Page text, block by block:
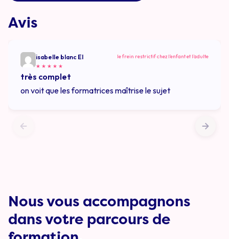
Avis
isabelle blanc EI
★ ★ ★ ★ ★
le frein restrictif chez l’enfant et l’adulte
très complet
on voit que les formatrices maîtrise le sujet
Nous vous accompagnons
dans votre parcours de